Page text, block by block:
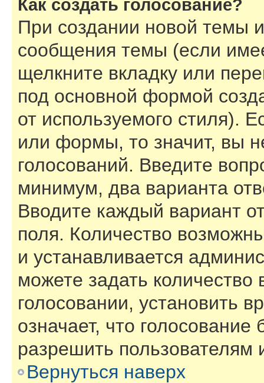
Как создать голосование?
При создании новой темы
сообщения темы (если
щелкните вкладку или
под основной формой
от используемого стиля).
или формы, то значит, вы
голосований. Введите
минимум, два варианта
Вводите каждый вариант
поля. Количество
и устанавливается
можете задать количество
голосовании, установить
означает, что
разрешить пользователям
Вернуться наверх